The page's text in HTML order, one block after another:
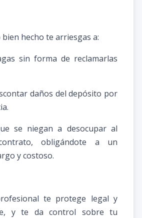
hecho te arriesgas a:
sin forma de reclamarlas
daños del depósito por
se niegan a desocupar al
obligándote a un
y costoso.
te protege legal y
y te da control sobre tu